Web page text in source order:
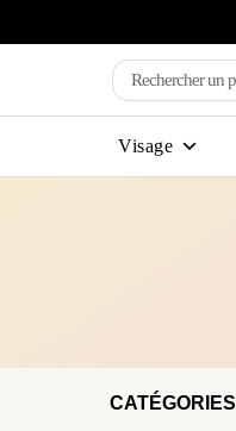
Visage
CATÉGORIES